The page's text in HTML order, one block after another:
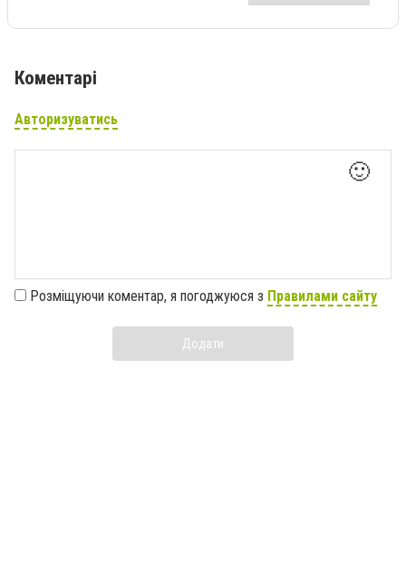
Коментарі
Авторизуватись
🙂
Розміщуючи коментар, я погоджуюся з Правилами сайту
Додати